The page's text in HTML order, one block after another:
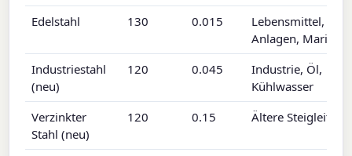
Edelstahl
130 0.015
Lebensmittel,
Anlagen, Marine
Industriestahl
(neu)
120 0.045
Industrie, Öl,
Kühlwasser
Verzinkter
Stahl (neu)
120 0.15 Ältere